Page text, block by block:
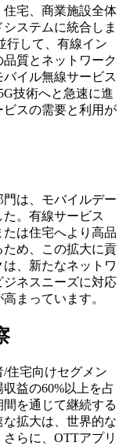
宅、商業施設全体
ステムに統合しま
行して、有線イン
質とネットワーク
イル無線サービス
技術へと急速に進
スの需要と利用が
は、モバイルデー
。有線サービス
は住宅へより高品
め、この拡大に貢
、新たなネットワ
ネスニーズに対応
まっています。
住宅向けセグメン
益の60%以上を占
を通じて継続する
拡大は、世界的な
らに、OTTアプリ